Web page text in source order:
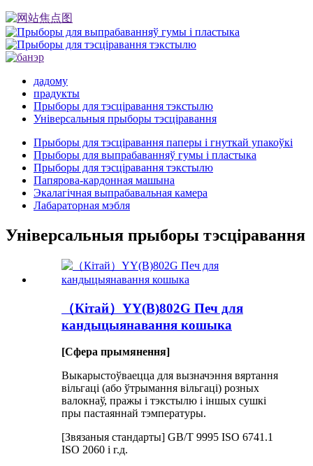
дадому
прадукты
Прыборы для тэсціравання тэкстылю
Універсальныя прыборы тэсціравання
Прыборы для тэсціравання паперы і гнуткай упакоўкі
Прыборы для выпрабаванняў гумы і пластыка
Прыборы для тэсціравання тэкстылю
Папярова-кардонная машына
Экалагічная выпрабавальная камера
Лабараторная мэбля
Універсальныя прыборы тэсціравання
（Кітай）YY(B)802G Печ для
кандыцыянавання кошыка
[Сфера прымянення]
Выкарыстоўваецца для вызначэння вяртання
вільгаці (або ўтрымання вільгаці) розных
валокнаў, пражы і тэкстылю і іншых сушкі
пры пастаяннай тэмпературы.
[Звязаныя стандарты] GB/T 9995 ISO 6741.1
ISO 2060 і г.д.